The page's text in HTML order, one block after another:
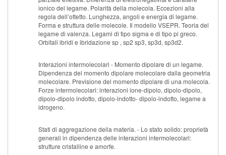
ionico del legame. Polarità della molecola. Eccezioni alla
regola dell’ottetto. Lunghezza, angoli e energia di legame.
Forma e struttura delle molecole. Il modello VSEPR. Teoria del
legame di valenza. Legami di tipo sigma e di tipo pi greco.
Orbitali ibridi e ibridazione sp , sp2 sp3, sp3d, sp3d2.
Interazioni intermolecolari - Momento dipolare di un legame.
Dipendenza del momento dipolare molecolare dalla geometria
molecolare. Previsione del momento dipolare di una molecola.
Forze intermolecolari: interazioni ione-dipolo, dipolo-dipolo,
dipolo-dipolo indotto, dipolo-indotto- dipolo-indotto, legame a
idrogeno.
Stati di aggregazione della materia. - Lo stato solido: proprietà
generali in dipendenza delle interazioni intermolecolari:
strutture cristalline e amorfe.